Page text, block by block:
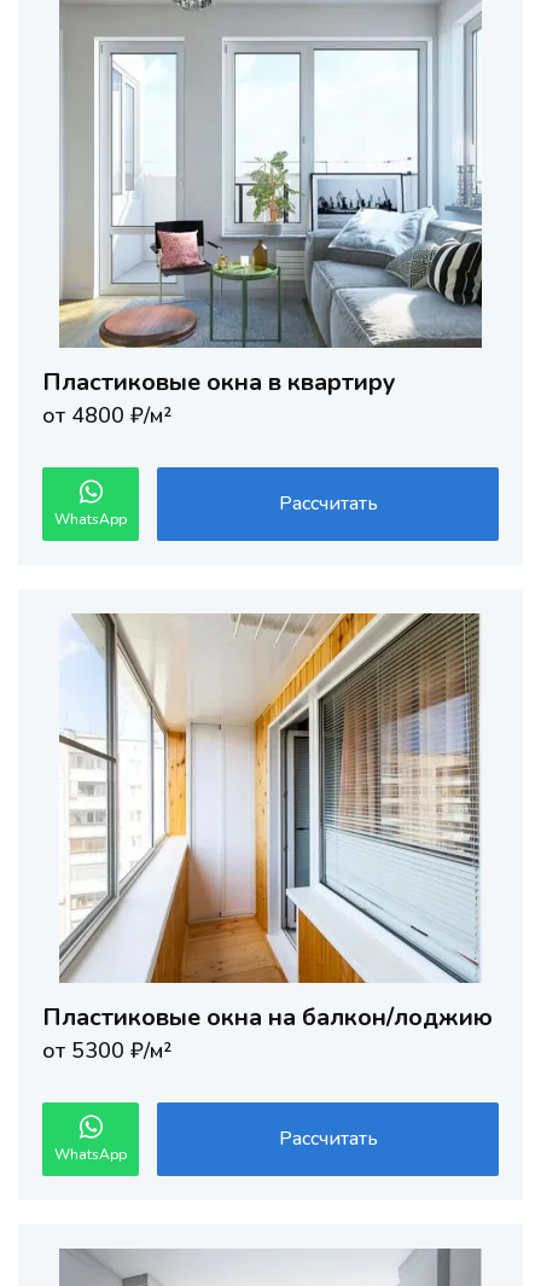
Пластиковые окна в квартиру
от 4800 ₽/м²
WhatsApp
Рассчитать
Пластиковые окна на балкон/лоджию
от 5300 ₽/м²
WhatsApp
Рассчитать